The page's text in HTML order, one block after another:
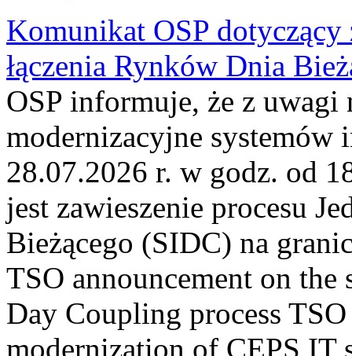
Komunikat OSP dotyczący
łączenia Rynków Dnia
OSP informuje, że z uwagi
modernizacyjne
28.07.2026 r. w godz. od
jest zawieszenie procesu
Bieżącego (SIDC) na
TSO announcement on
Day Coupling process
modernization of CEPS IT